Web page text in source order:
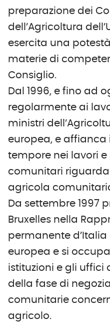
preparazione dei
dell’Agricoltura
esercita una
materie di
Consiglio.
Dal 1996, e fino ad
regolarmente ai
ministri
europea, e affianca
tempore nei lavori e
comunitari
agricola
Da settembre 1997
Bruxelles nella
permanente d’Italia
europea e si
istituzioni e gli uffici
della fase di
comunitarie
agricolo.